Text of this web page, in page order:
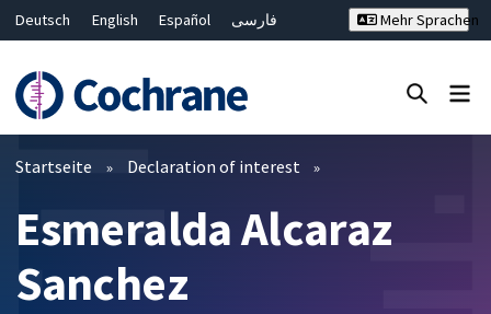
Deutsch English Español
فارسی
Bahasa Malaysia
ไทย
繁體中文
简体中文
Mehr Sprachen
Filter
Startseite Declaration of interest
Esmeralda Alcaraz
Sanchez